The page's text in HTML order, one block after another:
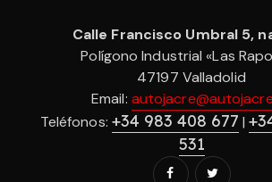
Calle Francisco Umbral 5,
Polígono Industrial «Las
47197 Valladolid
Email:
Teléfonos: +34 983 408 677 |
531